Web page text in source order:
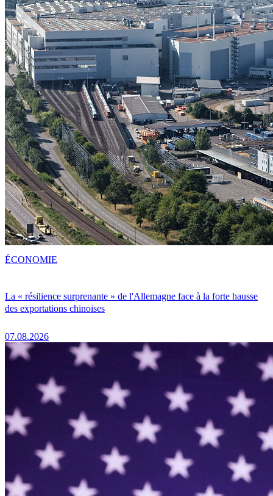
La « résilience surprenante » de l'Allemagne face à la forte hausse
des exportations chinoises
07.08.2026
ÉCONOMIE